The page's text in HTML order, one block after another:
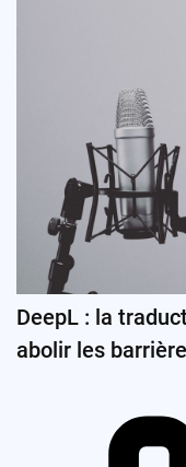
DeepL : la
abolir les